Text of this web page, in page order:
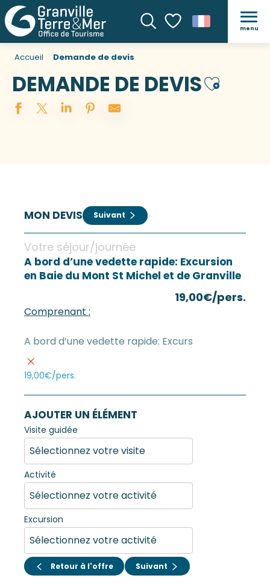
Recherche
Voir les favoris
menu
Accueil Demande de devis
DEMANDE DE DEVISAjouter
MON DEVIS Suivant
Votre séjour/journée
A bord d’une vedette rapide: Excursion
en Baie du Mont St Michel et de Granville
19,00€/pers.
Comprenant :
19,00€/pers.
AJOUTER UN ÉLÉMENT
Visite guidée
Activité
Excursion
Retour à l'offre Suivant